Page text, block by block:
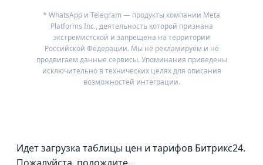
* WhatsApp и Telegram — продукты компании Meta
Platforms Inc., деятельность которой признана
экстремистской и запрещена на территории
Российской Федерации. Мы не рекламируем и не
продвигаем данные сервисы. Упоминания приведены
исключительно в технических целях для описания
возможностей интеграции.
Идет загрузка таблицы цен и тарифов Битрикс24.